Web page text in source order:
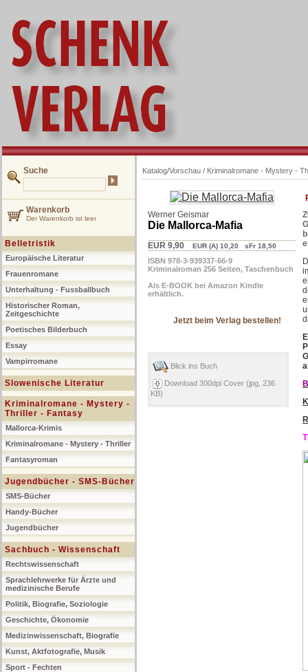
Suche
Warenkorb
Der Warenkorb ist leer
Belletristik
Europäische Literatur
Frauenromane
Unterhaltung - Fussballbuch
Historischer Roman,
Zeitgeschichte
Poetisches Bilderbuch
Essay
Vampirromane
Slowenische Literatur
Kriminalromane - Mystery -
Thriller - Fantasy
Mallorca-Krimis
Kriminalromane - Mystery - Thriller
Fantasyroman
Jugendbücher - SMS-Bücher
SMS-Bücher
Handy-Bücher
Jugendbücher
Sachbuch - Wissenschaft
Rechtswissenschaft
Sprachlehrwerke für Ärzte und
medizinische Berufe
Politik, Biografie, Soziologie
Geschichte, Ökonomie
Medizinwissenschaft, Biografie
Kunst, Aktfotografie, Musik
Sport - Fechten
Katalog/Vorschau / Kriminalromane - Mystery -
Werner Geismar
Die Mallorca-Mafia
EUR 9,90 EUR (A) 10,20 sFr 18,50
ISBN 978-3-939337-66-9
Kriminalroman 256 Seiten, Taschenbuch
Als E-BOOK bei Amazon Kindle
erhältlich.
Jetzt beim Verlag bestellen!
Blick ins Buch
Download 300dpi Cover (jpg, 236
KB)